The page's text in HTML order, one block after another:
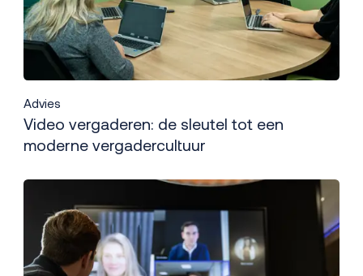
Advies
Video vergaderen: de sleutel tot een
moderne vergadercultuur